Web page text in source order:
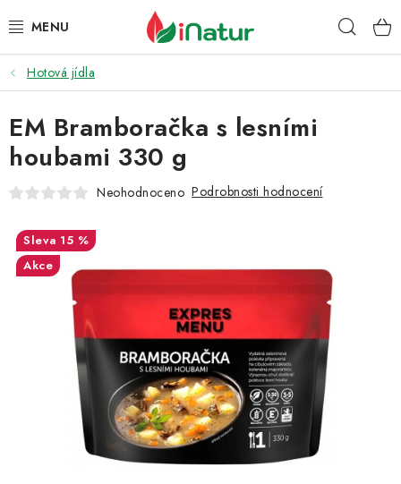
na
POTRAVINY
OŘECHY A SUŠENÉ PLODY
SNACKY
EKO DROGERIE A KOSMETIKA
VITAMÍNY
DOPRAVA A PLATBA
VELKOOBCHOD
KONTAKTY
Hotová jídla
EM Bramboračka s lesními
houbami 330 g
Neohodnoceno Podrobnosti hodnocení
15 %
Akce